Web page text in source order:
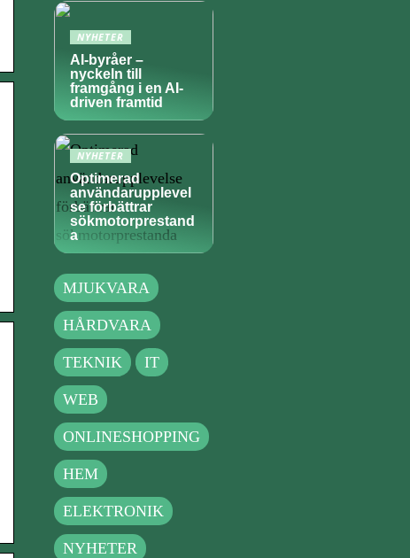
NYHETER
AI-byråer –
nyckeln till
framgång i en AI-
driven framtid
NYHETER
Optimerad
användarupplevel
se förbättrar
sökmotorprestand
a
MJUKVARA
HÅRDVARA
TEKNIK IT
WEB
ONLINESHOPPING
HEM
ELEKTRONIK
NYHETER